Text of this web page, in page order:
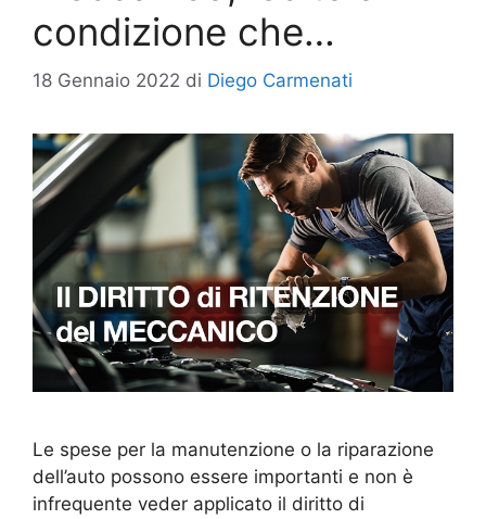
condizione che…
18 Gennaio 2022 di Diego Carmenati
Le spese per la manutenzione o la riparazione
dell’auto possono essere importanti e non è
infrequente veder applicato il diritto di